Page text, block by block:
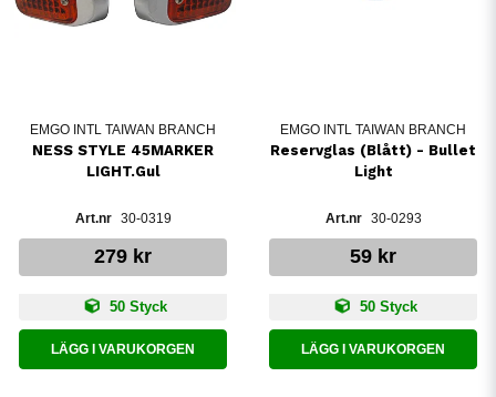
EMGO INTL TAIWAN BRANCH
NESS STYLE 45MARKER
LIGHT.Gul
30-0319
279 kr
50 Styck
LÄGG I VARUKORGEN
EMGO INTL TAIWAN BRANCH
Reservglas (Blått) - Bullet
Light
30-0293
59 kr
50 Styck
LÄGG I VARUKORGEN